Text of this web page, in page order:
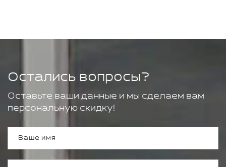
Остались вопросы?
Оставьте ваши данные и мы сделаем вам
персональную скидку!